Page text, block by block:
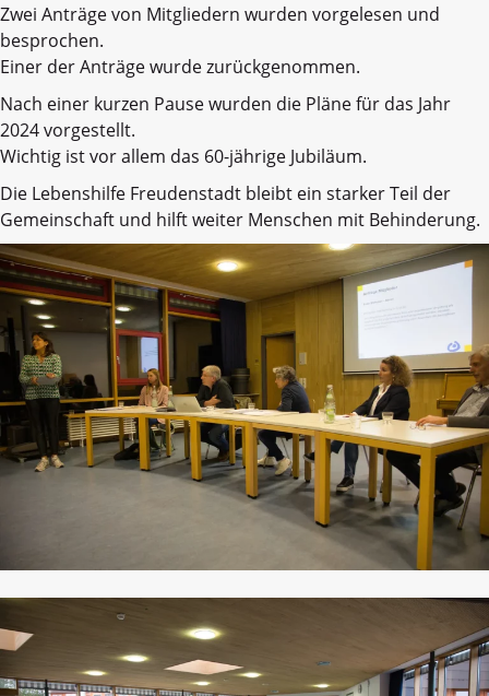
Zwei Anträge von Mitgliedern wurden vorgelesen und
besprochen.
Einer der Anträge wurde zurückgenommen.
Nach einer kurzen Pause wurden die Pläne für das Jahr
2024 vorgestellt.
Wichtig ist vor allem das 60-jährige Jubiläum.
Die Lebenshilfe Freudenstadt bleibt ein starker Teil der
Gemeinschaft und hilft weiter Menschen mit Behinderung.